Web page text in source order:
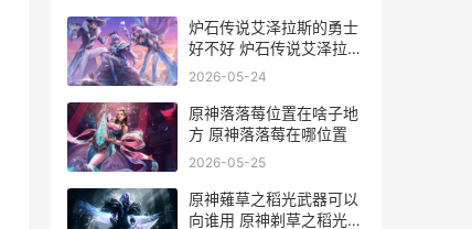
炉石传说艾泽拉斯的勇士
好不好 炉石传说艾泽拉斯
的勇士怎么获得
2026-05-24
原神落落莓位置在啥子地
方 原神落落莓在哪位置
2026-05-25
原神薙草之稻光武器可以
向谁用 原神剃草之稻光怎